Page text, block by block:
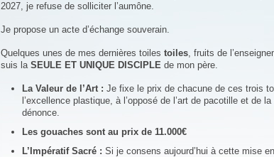
2027, je refuse de solliciter l’aumône.
Je propose un acte d’échange souverain.
Quelques unes de mes dernières toiles toiles, fruits de
suis la SEULE ET UNIQUE DISCIPLE de mon père.
La Valeur de l’Art : Je fixe le prix de chacune de ces trois
l’excellence plastique, à l’opposé de l’art de pacotille et de
dénonce.
Les gouaches sont au prix de 11.000€
L’Impératif Sacré : Si je consens aujourd’hui à cette mise